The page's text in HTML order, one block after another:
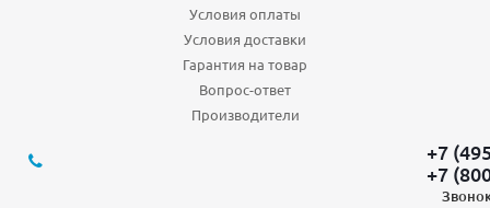
Условия оплаты
Условия доставки
Гарантия на товар
Вопрос-ответ
Производители
+7
+7